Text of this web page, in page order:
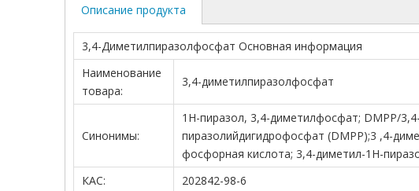
Описание продукта
3,4-Диметилпиразолфосфат Основная информация
Наименование
товара:
3,4-диметилпиразолфосфат
Синонимы:
1H-пиразол, 3,4-диметилфосфат; DMPP/
пиразолийдигидрофосфат (DMPP);3 ,4-
фосфорная кислота; 3,4-диметил-1H-
КАС:
202842-98-6